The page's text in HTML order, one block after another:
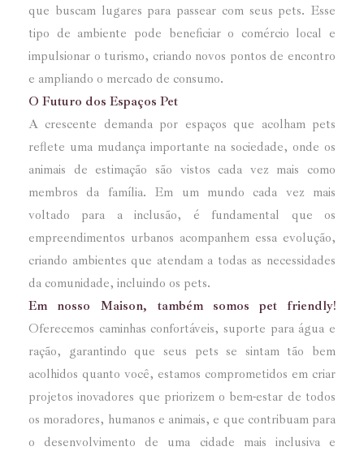
que buscam lugares para passear com seus pets. Esse
tipo de ambiente pode beneficiar o comércio local e
impulsionar o turismo, criando novos pontos de encontro
e ampliando o mercado de consumo.
O Futuro dos Espaços Pet
A crescente demanda por espaços que acolham pets
reflete uma mudança importante na sociedade, onde os
animais de estimação são vistos cada vez mais como
membros da família. Em um mundo cada vez mais
voltado para a inclusão, é fundamental que os
empreendimentos urbanos acompanhem essa evolução,
criando ambientes que atendam a todas as necessidades
da comunidade, incluindo os pets.
Em nosso Maison, também somos pet friendly!
Oferecemos caminhas confortáveis, suporte para água e
ração, garantindo que seus pets se sintam tão bem
acolhidos quanto você, estamos comprometidos em criar
projetos inovadores que priorizem o bem-estar de todos
os moradores, humanos e animais, e que contribuam para
o desenvolvimento de uma cidade mais inclusiva e